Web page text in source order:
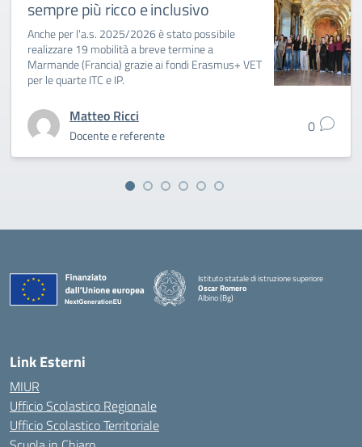
sempre più ricco e inclusivo
Anche per l'a.s. 2025/2026 è stato possibile
realizzare 19 mobilità a breve termine a
Marmande (Francia) grazie ai fondi Erasmus+ VET
per le quarte ITC e IP.
Matteo Ricci
Docente e referente 0
Istituto statale di istruzione superiore
Oscar Romero
Albino (Bg)
Link Esterni
MIUR
Ufficio Scolastico Regionale
Ufficio Scolastico Territoriale